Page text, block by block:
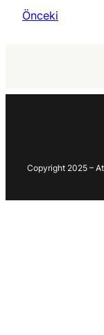
Önceki
Copyright 2025 –